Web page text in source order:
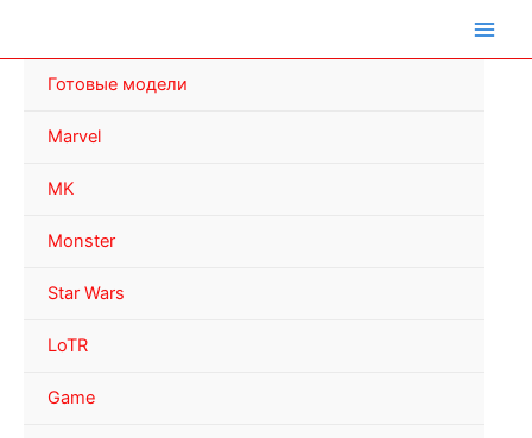
Готовые модели
Marvel
MK
Monster
Star Wars
LoTR
Game